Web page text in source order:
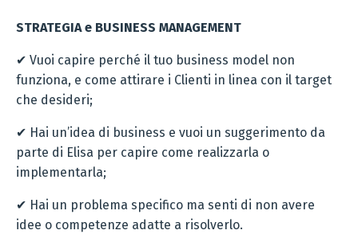
STRATEGIA e BUSINESS MANAGEMENT
✔ Vuoi capire perché il tuo business model non
funziona, e come attirare i Clienti in linea con il target
che desideri;
✔ Hai un’idea di business e vuoi un suggerimento da
parte di Elisa per capire come realizzarla o
implementarla;
✔ Hai un problema specifico ma senti di non avere
idee o competenze adatte a risolverlo.